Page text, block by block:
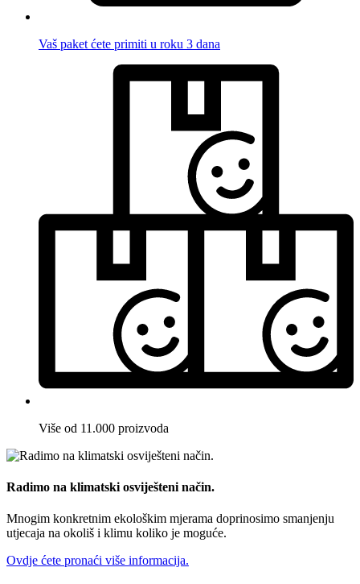
Vaš paket ćete primiti u roku 3 dana
Više od 11.000 proizvoda
Radimo na klimatski osviješteni način.
Mnogim konkretnim ekološkim mjerama doprinosimo smanjenju
utjecaja na okoliš i klimu koliko je moguće.
Ovdje ćete pronaći više informacija.